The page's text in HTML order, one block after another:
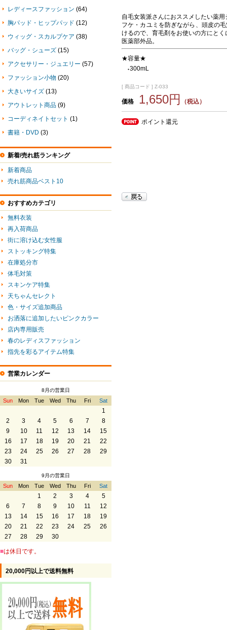
自毛女装派さんにおススメしたい薬
フケ・カユミを防ぎながら、頭皮の
けるので、育毛剤をお使いの方にとく
医薬部外品。
★容量★
●300mL
[ 商品コード ] Z-033
価格 1,650円 （税込）
ポイント還元
レディースファッション (64)
胸パッド・ヒップパッド (12)
ウィッグ・スカルプケア (38)
バッグ・シューズ (15)
アクセサリー・ジュエリー (57)
ファッション小物 (20)
大きいサイズ (13)
アウトレット商品 (9)
コーディネイトセット (1)
書籍・DVD (3)
新着/売れ筋ランキング
新着商品
売れ筋商品ベスト10
おすすめカテゴリ
無料衣装
再入荷商品
街に溶け込む女性服
ストッキング特集
在庫処分市
体毛対策
スキンケア特集
天ちゃんセレクト
色・サイズ追加商品
お洒落に追加したいピンクカラー
店内専用販売
春のレディスファッション
指先を彩るアイテム特集
営業カレンダー
8月の営業日
Sun Mon Tue Wed Thu Fri Sat
1
2
3 4 5 6 7
8
9
10 11 12 13 14
15
16
17 18 19 20 21
22
23
24 25 26 27 28
29
30
31
9月の営業日
Sun Mon Tue Wed Thu Fri Sat
1 2 3 4
5
6
7 8 9 10 11
12
13
14 15 16 17 18
19
20
21 22 23 24 25
26
27
28 29 30
■は休日です。
20,000円以上で送料無料